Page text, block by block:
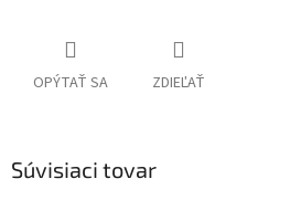
OPÝTAŤ SA ZDIEĽAŤ
Súvisiaci tovar